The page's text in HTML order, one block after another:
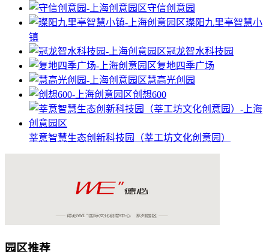
守信创意园
璨阳九里亭智慧小
镇
冠龙智水科技园
复地四季广场
慧高光创园
创想600
莘意智慧生态创新科技园（莘工坊文化创意园）
园区推荐